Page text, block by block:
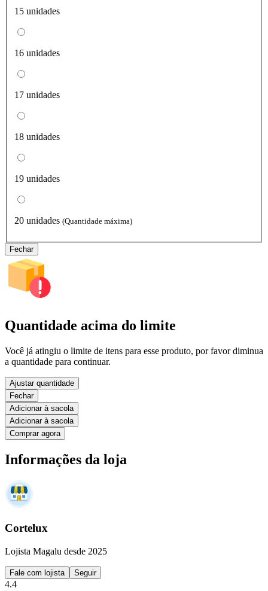
15 unidades
16 unidades
17 unidades
18 unidades
19 unidades
20 unidades (Quantidade máxima)
Fechar
Quantidade acima do limite
Você já atingiu o limite de itens para esse produto, por favor diminua
a quantidade para continuar.
Ajustar quantidade
Fechar
Adicionar à sacola
Adicionar à sacola
Comprar agora
Informações da loja
Cortelux
Lojista Magalu desde 2025
Fale com lojista Seguir
4.4